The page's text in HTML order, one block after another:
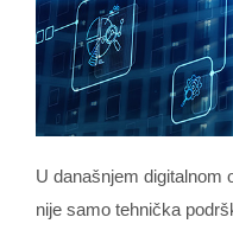
U današnjem digitalnom
nije samo tehnička